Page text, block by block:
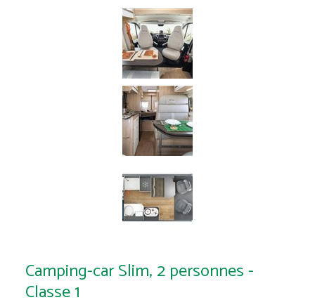
Camping-car Slim, 2 personnes -
Classe 1